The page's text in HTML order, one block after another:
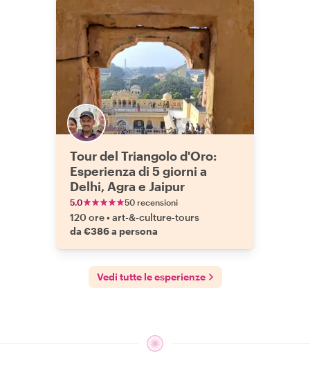
Tour del Triangolo d'Oro:
Esperienza di 5 giorni a
Delhi, Agra e Jaipur
5.0 50 recensioni
120 ore•art-&-culture-tours
da €386 a persona
Vedi tutte le esperienze